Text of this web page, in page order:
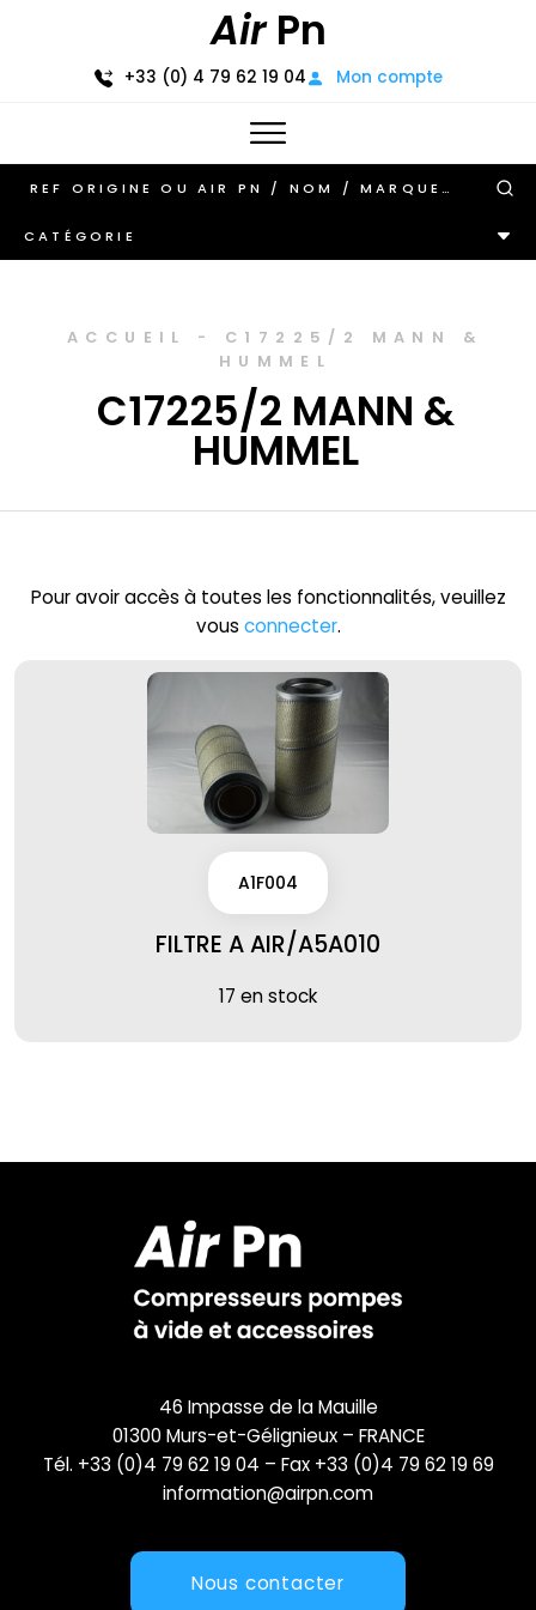
AirPn
+33 (0) 4 79 62 19 04 Mon compte
CATÉGORIE
ACCUEIL - C17225/2 MANN &
HUMMEL
C17225/2 MANN &
HUMMEL
Pour avoir accès à toutes les fonctionnalités, veuillez
vous connecter.
A1F004
FILTRE A AIR/A5A010
17 en stock
46 Impasse de la Mauille
01300 Murs-et-Gélignieux – FRANCE
Tél. +33 (0)4 79 62 19 04 – Fax +33 (0)4 79 62 19 69
information@airpn.com
Nous contacter